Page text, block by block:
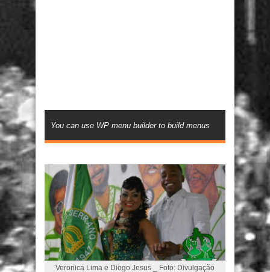
You can use WP menu builder to build menus
Veronica Lima e Diogo Jesus _ Foto: Divulgação